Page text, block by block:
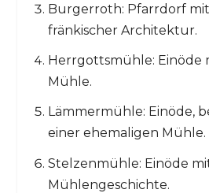
Burgerroth: Pfarrdorf
fränkischer Architektur.
Herrgottsmühle: Einöde
Mühle.
Lämmermühle: Einöde,
einer ehemaligen Mühle.
Stelzenmühle: Einöde
Mühlengeschichte.